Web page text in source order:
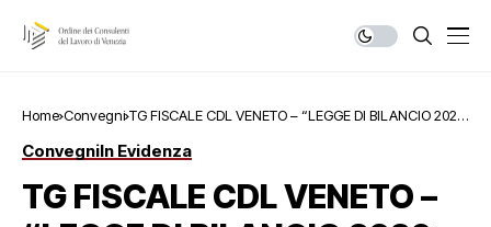
Home Convegni TG FISCALE CDL VENETO – “LEGGE DI BILANCIO 2026:
ConvegniIn Evidenza
TG FISCALE CDL VENETO –